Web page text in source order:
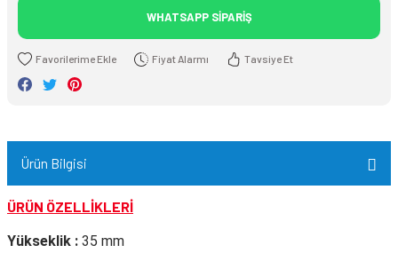
WHATSAPP SİPARİŞ
Fiyat Alarmı Tavsiye Et
Ürün Bilgisi
ÜRÜN ÖZELLİKLERİ
Yükseklik : 35 mm